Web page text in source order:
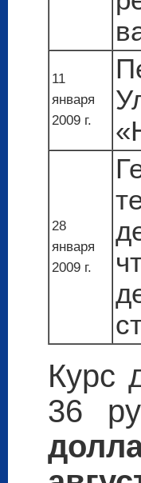
11
января
2009 г.
28
января
2009 г.
Курс
36